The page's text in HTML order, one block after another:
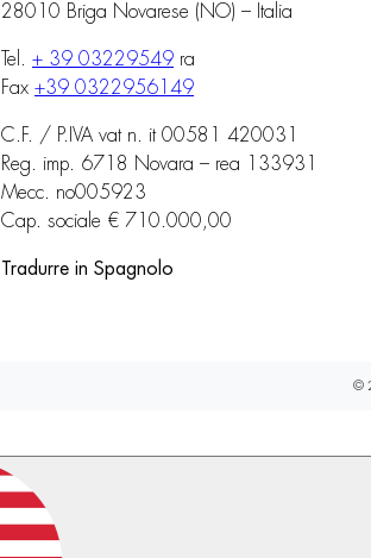
28010 Briga Novarese (NO) – Italia
Tel. + 39 03229549 ra
Fax +39 0322956149
C.F. / P.IVA vat n. it 00581 420031
Reg. imp. 6718 Novara – rea 133931
Mecc. no005923
Cap. sociale € 710.000,00
Tradurre in Spagnolo
©